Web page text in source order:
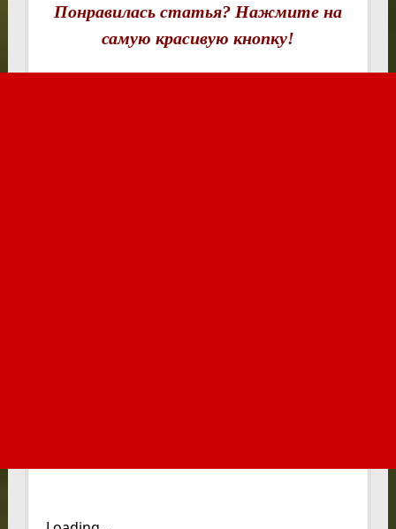
Понравилась статья? Нажмите на
самую красивую кнопку!